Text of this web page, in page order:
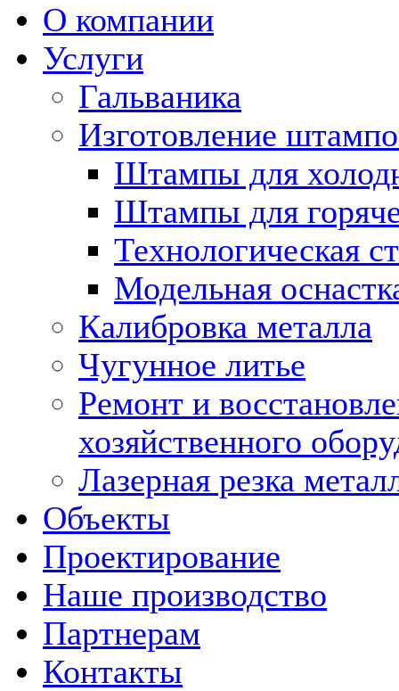
О компании
Услуги
Гальваника
Изготовление
Штампы для
Штампы для
Технологическая
Модельная
Калибровка металла
Чугунное литье
Ремонт и
хозяйственного
Лазерная резка
Объекты
Проектирование
Наше производство
Партнерам
Контакты